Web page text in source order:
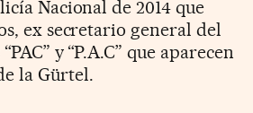
Nacional de 2014 que
ex secretario general del
y “P.A.C” que aparecen
la Gürtel.